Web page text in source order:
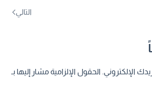
التالي
الإلكتروني. الحقول الإلزامية مشار إليها بـ